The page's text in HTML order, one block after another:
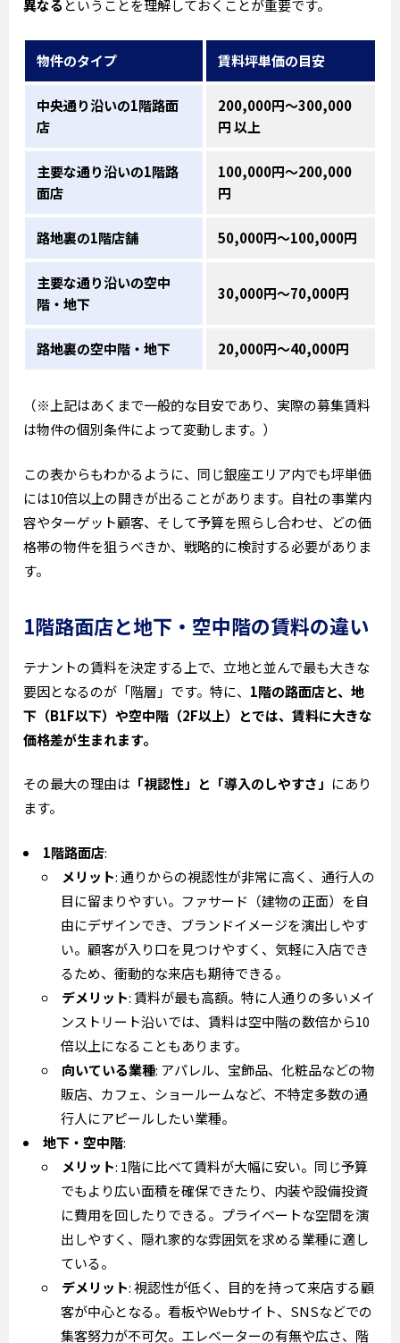
異なる ということを理解しておくことが重要です。
物件のタイプ 賃料坪単価の目安
中央通り沿いの1階路面
店
200,000円～300,000
円 以上
主要な通り沿いの1階路
面店
100,000円～200,000
円
路地裏の1階店舗 50,000円～100,000円
主要な通り沿いの空中
階・地下
30,000円～70,000円
路地裏の空中階・地下 20,000円～40,000円
（※上記はあくまで一般的な目安であり、実際の募集賃料
は物件の個別条件によって変動します。）
この表からもわかるように、同じ銀座エリア内でも坪単価
には10倍以上の開きが出ることがあります。自社の事業内
容やターゲット顧客、そして予算を照らし合わせ、どの価
格帯の物件を狙うべきか、戦略的に検討する必要がありま
す。
1階路面店と地下・空中階の賃料の違い
テナントの賃料を決定する上で、立地と並んで最も大きな
要因となるのが「階層」です。特に、 1階の路面店と、地
下（B1F以下）や空中階（2F以上）とでは、賃料に大きな
価格差が生まれます。
その最大の理由は 「視認性」と「導入のしやすさ」 にあり
ます。
1階路面店:
メリット: 通りからの視認性が非常に高く、通行人の
目に留まりやすい。ファサード（建物の正面）を自
由にデザインでき、ブランドイメージを演出しやす
い。顧客が入り口を見つけやすく、気軽に入店でき
るため、衝動的な来店も期待できる。
デメリット: 賃料が最も高額。特に人通りの多いメイ
ンストリート沿いでは、賃料は空中階の数倍から10
倍以上になることもあります。
向いている業種: アパレル、宝飾品、化粧品などの物
販店、カフェ、ショールームなど、不特定多数の通
行人にアピールしたい業種。
地下・空中階:
メリット: 1階に比べて賃料が大幅に安い。同じ予算
でもより広い面積を確保できたり、内装や設備投資
に費用を回したりできる。プライベートな空間を演
出しやすく、隠れ家的な雰囲気を求める業種に適し
ている。
デメリット: 視認性が低く、目的を持って来店する顧
客が中心となる。看板やWebサイト、SNSなどでの
集客努力が不可欠。エレベーターの有無や広さ、階